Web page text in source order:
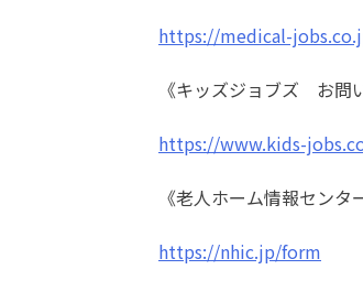
https://medical-
《キッズジョブズ お問
https://www.kids-
《老人ホーム情報セン
https://nhic.jp/form